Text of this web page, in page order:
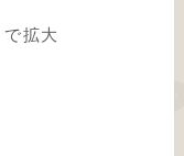
拡大